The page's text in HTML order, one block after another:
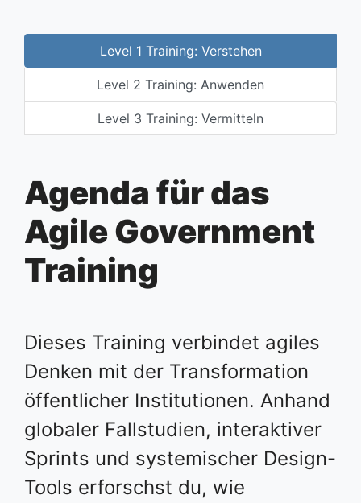
Level 1 Training: Verstehen
Level 2 Training: Anwenden
Level 3 Training: Vermitteln
Agenda für das
Agile Government
Training
Dieses Training verbindet agiles
Denken mit der Transformation
öffentlicher Institutionen. Anhand
globaler Fallstudien, interaktiver
Sprints und systemischer Design-
Tools erforschst du, wie